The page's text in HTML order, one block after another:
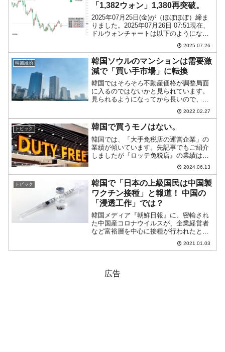
「1,382ウォン」1,380再突破。
2025年07月25日(金)が（ほぼほぼ）締ま
りました。2025年07月26日 07:51現在、
ドルウォンチャートは以下のようになっ
ています（チャートは『Investing.com』
より引用：以下同）。陽線が伸びて1,380
を再突破。「1ド...
2025.07.26
韓国経済
韓国ソウルのマンションは需要激
減で「買い手市場」に転換
韓国ではそろそろ不動産価格が調整局面
に入るのではないかと見られています。
見られるようになってから長いので、本
当に調整局面になるのかと言う声もあり
ます。しかし、取引量が減少しているこ
とは確かなのです。2022年02月25日、
『韓国不動産研究院...
2022.02.27
トピック 韓国で買うモノはない。
韓国では、「大手免税店の運営企業」の
業績が傾いています。先記事でもご紹介
しましたが『ロッテ免税店』の業績は、
2024年第1四半期「営業利益：-280億ウォ
ン」。2023年第3四半期から3期連続の営
業赤字で、累計の赤字額は「537億ウォ
ン」と...
2024.06.13
トピック
韓国で「日本の上級国民は中国製
ワクチン接種」と報道！ 中国の
「浸透工作」では？
韓国メディア『朝鮮日報』に、密輸され
た中国産コロナウイルスが、企業経営者
など富裕層を中心に接種が行われたとい
う報道が出ました。何を根拠の物言いな
んだという話ですが、これは日本メディ
2021.01.03
広告